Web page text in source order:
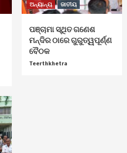
ଅନ୍ୟାନ୍ୟ ଜାତୀୟ
ପଞ୍ଚାମା ସ୍ଥିତ ଗଣେଶ
ମନ୍ଦିର ଠାରେ ଗୁରୁତ୍ୱପୂର୍ଣ୍ଣ
ବୈଠକ
Teerthkhetra